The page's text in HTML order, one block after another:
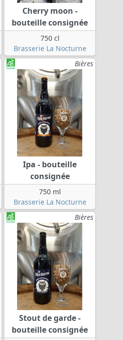
Cherry moon -
bouteille consignée
750 cl
Brasserie La Nocturne
Bières
Ipa - bouteille
consignée
750 ml
Brasserie La Nocturne
Bières
Stout de garde -
bouteille consignée